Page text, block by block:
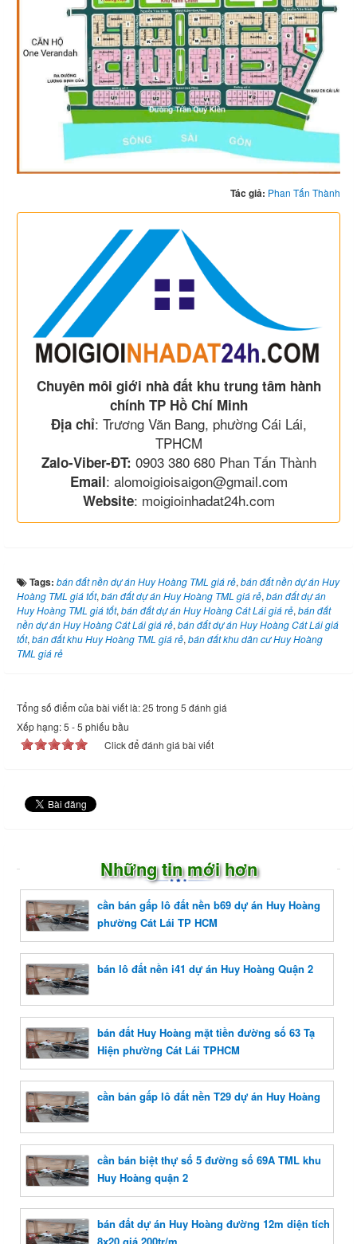
Tác giả: Phan Tấn Thành
Chuyên môi giới nhà đất khu trung tâm hành
chính TP Hồ Chí Minh
Địa chỉ: Trương Văn Bang, phường Cái Lái,
TPHCM
Zalo-Viber-ĐT: 0903 380 680 Phan Tấn Thành
Email: alomoigioisaigon@gmail.com
Website: moigioinhadat24h.com
Tags: bán đất nền dự án Huy Hoàng TML giá rẻ, bán đất nền dự án Huy
Hoàng TML giá tốt, bán đất dự án Huy Hoàng TML giá rẻ, bán đất dự án
Huy Hoàng TML giá tốt, bán đất dự án Huy Hoàng Cát Lái giá rẻ, bán đất
nền dự án Huy Hoàng Cát Lái giá rẻ, bán đất dự án Huy Hoàng Cát Lái giá
tốt, bán đất khu Huy Hoàng TML giá rẻ, bán đất khu dân cư Huy Hoàng
TML giá rẻ
Tổng số điểm của bài viết là: 25 trong 5 đánh giá
Xếp hạng:5 -5 phiếu bầu
Click để đánh giá bài viết
Những tin mới hơn
cần bán gấp lô đất nền b69 dự án Huy Hoàng
phường Cát Lái TP HCM
bán lô đất nền i41 dự án Huy Hoàng Quận 2
bán đất Huy Hoàng mặt tiền đường số 63 Tạ
Hiện phường Cát Lái TPHCM
cần bán gấp lô đất nền T29 dự án Huy Hoàng
cần bán biệt thự số 5 đường số 69A TML khu
Huy Hoàng quận 2
bán đất dự án Huy Hoàng đường 12m diện tích